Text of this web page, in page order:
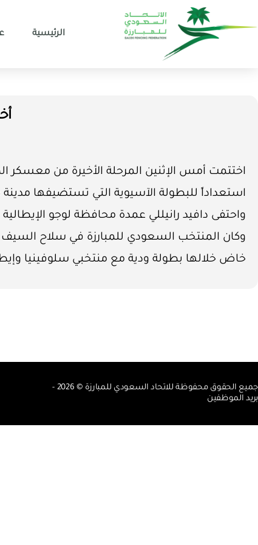
الرئيسية
اختتمت أمس الإثنين المرحلة الأخيرة من معسكر
استعداداً للبطولة الآسيوية التي تستضيفها مدينة دبي الإماراتية
واحتفى دافيد رانيللي عمدة محافظة لوجو
خاض خلالها بطولة ودية مع منتخبي سلوفينيا
جميع الحقوق محفوظة للاتحاد السعودي للمبارزة © 2026 -
بريد الموظفين